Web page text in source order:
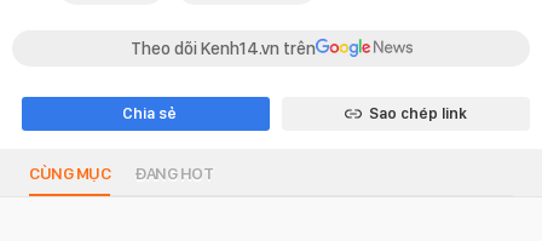
Theo dõi Kenh14.vn trên
Chia sẻ Sao chép link
CÙNG MỤC ĐANG HOT